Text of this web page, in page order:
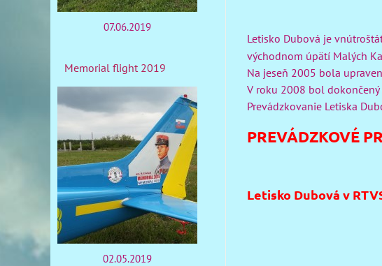
Letisko Dubová je
východnom úpätí Malých
Na jeseň 2005 bola
V roku 2008 bol
Prevádzkovanie Letiska
PREVÁDZKOVÉ
Letisko Dubová v
07.06.2019
Memorial flight 2019
02.05.2019